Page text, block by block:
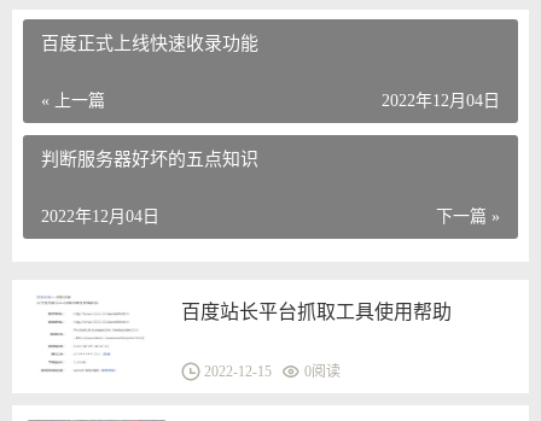
百度正式上线快速收录功能
« 上一篇 2022年12月04日
判断服务器好坏的五点知识
2022年12月04日 下一篇 »
百度站长平台抓取工具使用帮助
2022-12-15 0阅读